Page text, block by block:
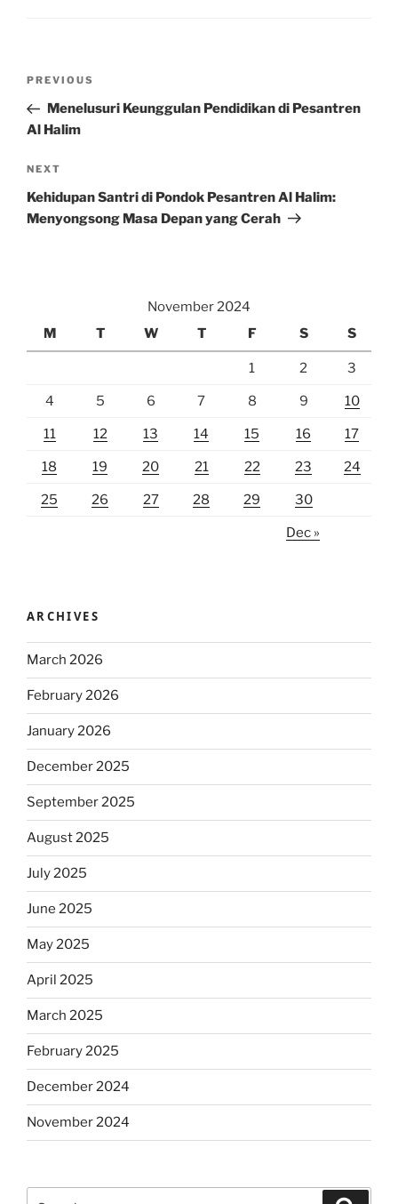
Previous
Post
PREVIOUS
Menelusuri Keunggulan Pendidikan di Pesantren
Al Halim
Next
Post
NEXT
Kehidupan Santri di Pondok Pesantren Al Halim:
Menyongsong Masa Depan yang Cerah
November 2024
M
T W T F S S
1 2 3
4 5 6 7 8 9 10
11 12 13 14 15 16 17
18 19 20 21 22 23 24
25 26 27 28 29 30
Dec »
ARCHIVES
March 2026
February 2026
January 2026
December 2025
September 2025
August 2025
July 2025
June 2025
May 2025
April 2025
March 2025
February 2025
December 2024
November 2024